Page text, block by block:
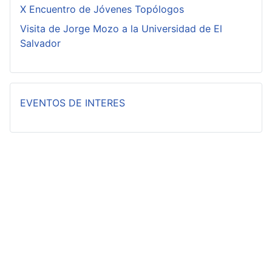
X Encuentro de Jóvenes Topólogos
Visita de Jorge Mozo a la Universidad de El
Salvador
EVENTOS DE INTERES